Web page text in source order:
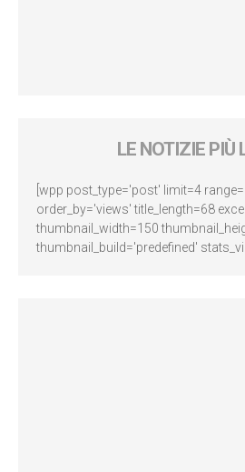
LE NOTIZIE PIÙ
[wpp post_type='post' limit=4
order_by='views' title_length=68
thumbnail_width=150
thumbnail_build='predefined'